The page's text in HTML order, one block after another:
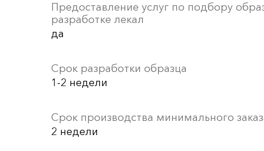
Предоставление услуг по подбору
разработке лекал
да
Срок разработки образца
1-2 недели
Срок производства минимального
2 недели